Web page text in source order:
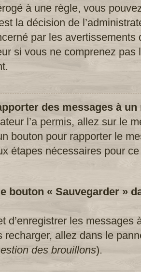
à une règle, vous
la décision de
par les avertissements
si vous ne comprenez
des messages à
l’a permis, allez sur le
bouton pour rapporter le
étapes nécessaires pour
bouton « Sauvegarder »
d’enregistrer les messages
recharger, allez dans le
des brouillons).